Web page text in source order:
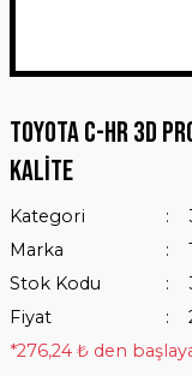
Toyota C-HR 3D
Kalite
Kategori
Marka
Stok Kodu
Fiyat
*276,24 ₺ den